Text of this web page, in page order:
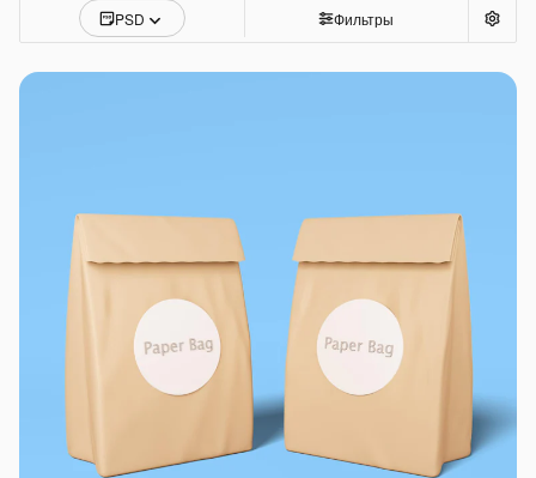
PSD Фильтры